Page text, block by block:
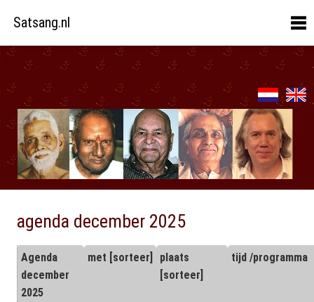
Satsang.nl
agenda december 2025
Agenda
december
2025
met [sorteer]
plaats
[sorteer]
tijd /programma